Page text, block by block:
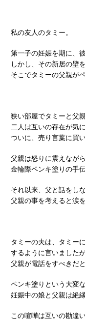
私の友人のタミー。
第一子の妊娠を期に、
しかし、その新居の壁
そこでタミーの父親が
狭い部屋でタミーと父
二人は互いの存在が気
ついに、売り言葉に買
父親は怒りに震えなが
金輪際ペンキ塗りの手
それ以来、父と話をし
父親の事を考えると涙
タミーの夫は、タミー
するように言いましたが
父親が電話をすべきだ
ペンキ塗りという大変
妊娠中の娘と父親は絶
この喧嘩は互いの勘違